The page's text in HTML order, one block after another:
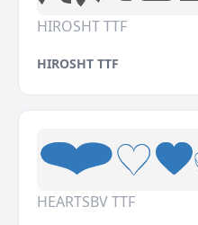
HIROSHT TTF
HIROSHT TTF
HEARTSBV TTF